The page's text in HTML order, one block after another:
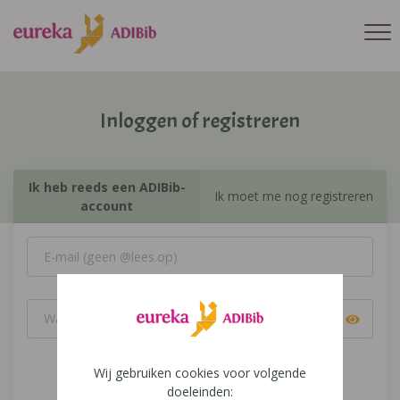
Inloggen of registreren
Ik heb reeds een ADIBib-
account
Ik moet me nog registreren
Inloggen
Wij gebruiken cookies voor volgende
doeleinden: